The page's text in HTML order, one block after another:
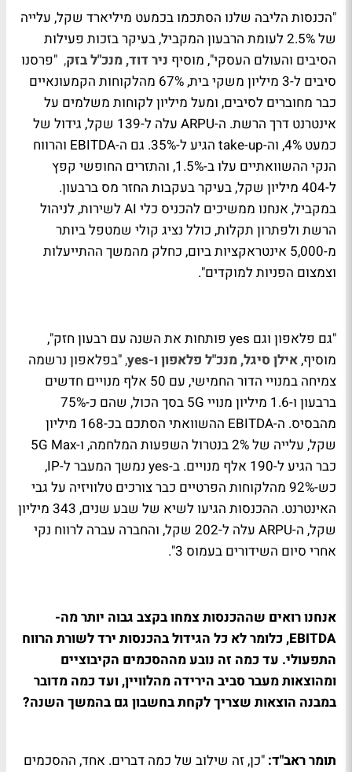
"הכנסות הליבה שלנו הסתכמו בכמעט מיליארד שקל, עלייה
של 2.5% לעומת הרבעון המקביל, בעיקר בזכות פעילות
הסיבים והעולם העסקי", מוסיף ניר דוד, מנכ"ל בזק, "פרסנו
סיבים ל-3 מיליון משקי בית, 67% מהלקוחות הקמעונאיים
כבר מחוברים לסיבים, ומעל מיליון לקוחות משלמים על
אינטרנט דרך הרשת. ה-ARPU עלה ל-139 שקל, גידול של
כמעט 4%, וה-take-up הגיע ל-35%. גם ה-EBITDA והרווח
הנקי ההשוואתיים עלו ב-1.5%, והתזרים החופשי קפץ
ל-404 מיליון שקל, בעיקר בעקבות החזר מס ברבעון.
במקביל, אנחנו ממשיכים להכניס כלי AI לשירות, לניהול
הרשת ולפתרון תקלות, כולל נציג קולי שמטפל ביותר
מ-5,000 אינטראקציות ביום, כחלק מהמשך ההתייעלות
וצמצום הפניות למוקדים".
"גם פלאפון וגם yes פותחות את השנה עם רבעון חזק",
מוסיף,אילן סיגל, מנכ"ל פלאפון ו-yes ,"בפלאפון נרשמה
צמיחה במנויי הדור החמישי, עם 50 אלף מנויים חדשים
ברבעון ו-1.6 מיליון מנויי 5G בסך הכול, שהם כ-75%
מהבסיס. ה-EBITDA ההשוואתי הסתכם בכ-168 מיליון
שקל, עלייה של 2% בנטרול השפעות המלחמה, ו-5G Max
כבר הגיע ל-190 אלף מנויים. ב-yes נמשך המעבר ל-IP,
כש-92% מהלקוחות הפרטיים כבר צורכים טלוויזיה על גבי
האינטרנט. ההכנסות הגיעו לשיא של שבע שנים, 343 מיליון
שקל, ה-ARPU עלה ל-202 שקל, והחברה עברה לרווח נקי
אחרי סיום השידורים בעמוס 3".
אנחנו רואים שההכנסות צמחו בקצב גבוה יותר מה-
EBITDA, כלומר לא כל הגידול בהכנסות ירד לשורת הרווח
התפעולי. עד כמה זה נובע מההסכמים הקיבוציים
ומהוצאות מעבר סביב הירידה מהלוויין, ועד כמה מדובר
במבנה הוצאות שצריך לקחת בחשבון גם בהמשך השנה?
תומר ראב"ד: "כן, זה שילוב של כמה דברים. אחד, ההסכמים